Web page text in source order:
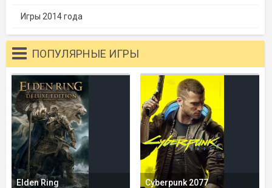
Игры 2014 года
ПОПУЛЯРНЫЕ ИГРЫ
Elden Ring Cyberpunk 2077